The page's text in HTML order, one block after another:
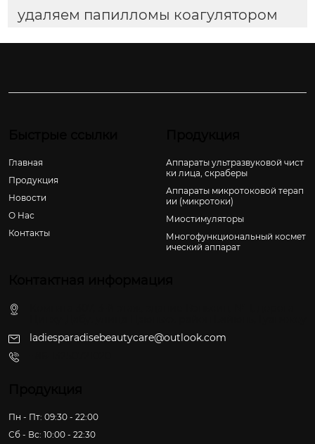
удаляем папилломы коагулятором
Главная
Продукция
Новости
О Hас
Контакты
Аппараты ультразвуковой чист
ки лица, скраберы
Аппараты микротоковой терап
ии (микротоки)
Миостимуляторы
Многофункциональный космет
ический аппарат
ladiesparadisebeautycare@outlook.com
Пн - Пт: 09:30 - 22:00
Сб - Вс: 10:00 - 22:30